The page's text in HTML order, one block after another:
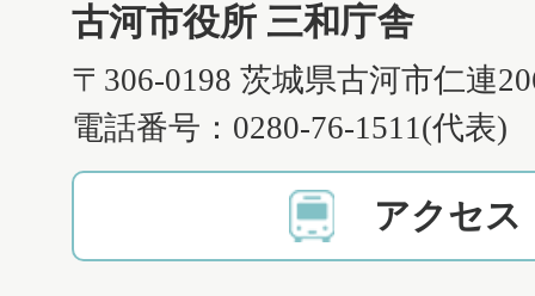
古河市役所 三和庁舎
〒306-0198 茨城県古河市仁連
電話番号：0280-76-1511(代表)
アクセス